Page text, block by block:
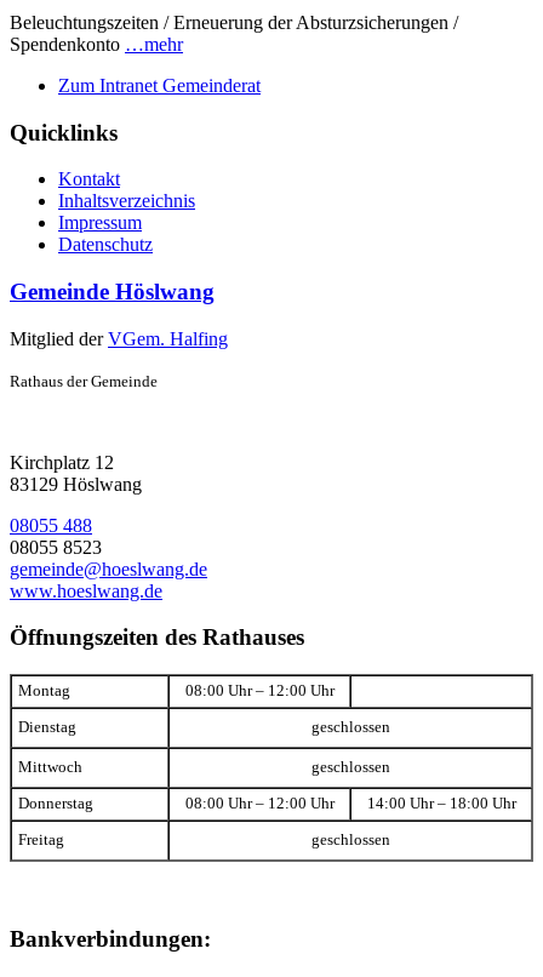
Beleuchtungszeiten / Erneuerung der Absturzsicherungen /
Spendenkonto …mehr
Zum Intranet Gemeinderat
Quicklinks
Kontakt
Inhaltsverzeichnis
Impressum
Datenschutz
Gemeinde Höslwang
Mitglied derVGem. Halfing
Rathaus der Gemeinde
Kirchplatz 12
83129 Höslwang
08055 488
08055 8523
gemeinde@hoeslwang.de
www.hoeslwang.de
Öffnungszeiten des Rathauses
Montag 08:00 Uhr – 12:00 Uhr
Dienstag geschlossen
Mittwoch geschlossen
Donnerstag 08:00 Uhr – 12:00 Uhr 14:00 Uhr – 18:00 Uhr
Freitag geschlossen
Bankverbindungen: